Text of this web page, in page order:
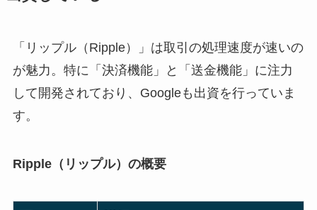
「リップル（Ripple）」は取引の処理速度が速いの
が魅力。特に「決済機能」と「送金機能」に注力
して開発されており、Googleも出資を行っていま
す。
Ripple（リップル）の概要